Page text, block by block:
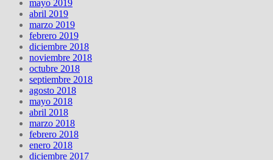
mayo 2019
abril 2019
marzo 2019
febrero 2019
diciembre 2018
noviembre 2018
octubre 2018
septiembre 2018
agosto 2018
mayo 2018
abril 2018
marzo 2018
febrero 2018
enero 2018
diciembre 2017